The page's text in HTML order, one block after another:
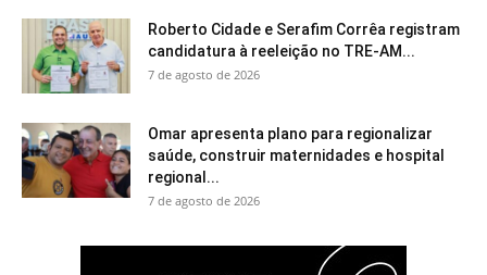
Roberto Cidade e Serafim Corrêa registram
candidatura à reeleição no TRE-AM...
7 de agosto de 2026
Omar apresenta plano para regionalizar
saúde, construir maternidades e hospital
regional...
7 de agosto de 2026